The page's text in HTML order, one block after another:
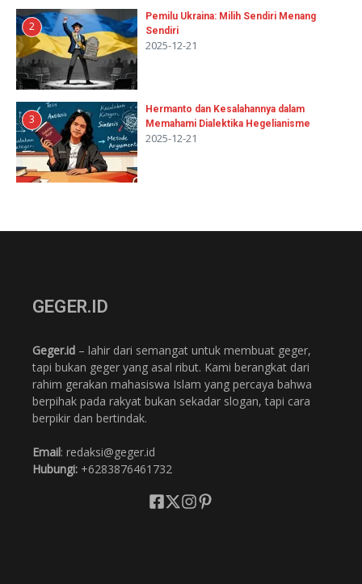
2
Pemilu Ukraina: Milih Sendiri Menang
Sendiri
2025-12-21
3
Hermanto dan Kesalahannya dalam
Memahami Dialektika Hegelianisme
2025-12-21
GEGER.ID
Geger.id – lahir dari semangat untuk membuat geger,
tapi bukan geger yang asal ribut. Kami berangkat dari
rahim gerakan mahasiswa Islam yang percaya bahwa
berpihak pada rakyat bukan sekadar slogan, tapi cara
berpikir dan bertindak.
Email: redaksi@geger.id
Hubungi: +6283876461732